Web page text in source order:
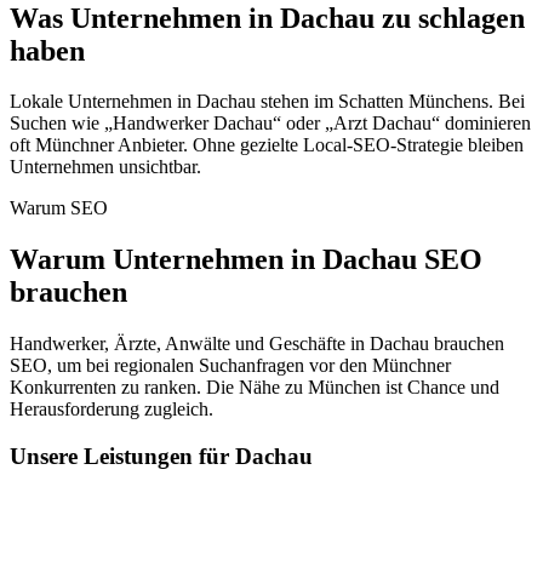
Was Unternehmen in Dachau zu schlagen
haben
Lokale Unternehmen in Dachau stehen im Schatten Münchens. Bei
Suchen wie „Handwerker Dachau“ oder „Arzt Dachau“ dominieren
oft Münchner Anbieter. Ohne gezielte Local-SEO-Strategie bleiben
Unternehmen unsichtbar.
Warum SEO
Warum Unternehmen in Dachau SEO
brauchen
Handwerker, Ärzte, Anwälte und Geschäfte in Dachau brauchen
SEO, um bei regionalen Suchanfragen vor den Münchner
Konkurrenten zu ranken. Die Nähe zu München ist Chance und
Herausforderung zugleich.
Unsere Leistungen für Dachau